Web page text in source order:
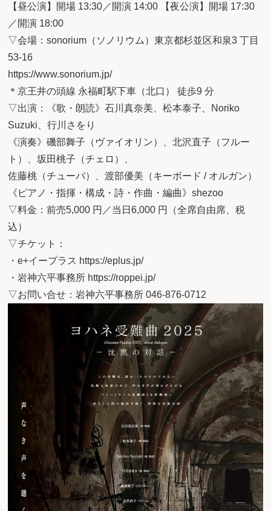
【昼公演】開場 13:30／開演 14:00 【夜公演】開場 17:30
／開演 18:00
▽会場：sonorium（ソノリウム）東京都杉並区和泉3 丁目
53-16
https://www.sonorium.jp/
＊京王井の頭線 永福町駅下車（北口） 徒歩9 分
▽出演：《歌・朗読》石川真奈美、松本泰子、Noriko
Suzuki、行川さをり
《演奏》磯部舞子（ヴァイオリン）、北沢直子（フルー
ト）、坂田桃子（チェロ）、
佐藤桃（チューバ）、渡部優美（キーボード / オルガン）
《ピアノ・指揮・構成・詩・作曲・編曲》shezoo
▽料金：前売5,000 円／当日6,000 円（全席自由席、税
込）
▽チケット：
・e+イープラス https://eplus.jp/
・岩神六平事務所 https://roppei.jp/
▽お問い合せ：岩神六平事務所 046-876-0712